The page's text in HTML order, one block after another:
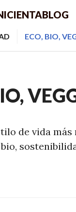
ECO, BIO,
de vida